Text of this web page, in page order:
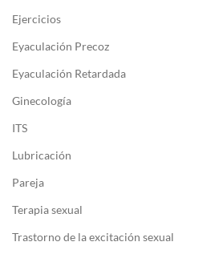
Ejercicios
Eyaculación Precoz
Eyaculación Retardada
Ginecología
ITS
Lubricación
Pareja
Terapia sexual
Trastorno de la excitación sexual